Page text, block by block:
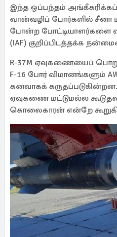
இந்த ஒப்பந்தம்
வான்வழிப் போர்களில் சீனா
போன்ற போட்டியாளர்களை
(IAF) குறிப்பிடத்தக்க
R-37M ஏவுகணையைப்
F-16 போர் விமானங்களும்
கனவாகக்
ஏவுகணை மட்டுமல்ல
கொலைகாரன் என்றே